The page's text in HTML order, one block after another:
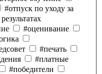
#отпуск по уходу за
#оценивание
#печать
#платные
#победители